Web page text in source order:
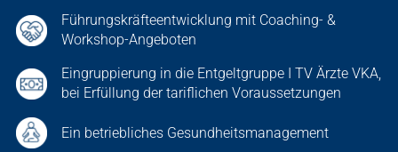
Führungskräfteentwicklung mit Coaching- &
Workshop-Angeboten
Eingruppierung in die Entgeltgruppe I TV Ärzte VKA,
bei Erfüllung der tariflichen Voraussetzungen
Ein betriebliches Gesundheitsmanagement